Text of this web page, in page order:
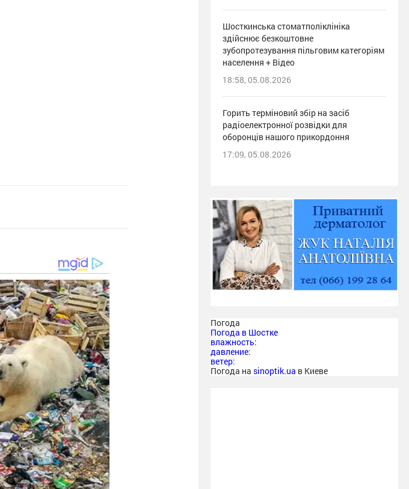
Шосткинська стоматполіклініка
здійснює безкоштовне
зубопротезування пільговим категоріям
населення + Відео
18:58, 05.08.2026
Горить терміновий збір на засіб
радіоелектронної розвідки для
оборонців нашого прикордоння
17:09, 05.08.2026
Погода
Погода в Шостке
влажность:
давление:
ветер:
Погода на sinoptik.ua в Киеве